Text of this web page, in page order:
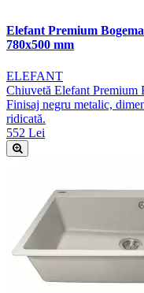
Elefant Premium
780x500 mm
ELEFANT
Chiuvetă Elefant Premium
Finisaj negru metalic,
ridicată.
552 Lei